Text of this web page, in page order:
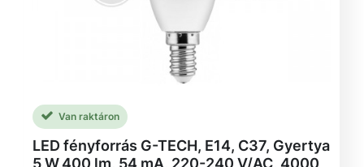
Van raktáron
LED fényforrás G-TECH, E14, C37, Gyertya
5 W,400 lm, 54 mA, 220-240 V/AC, 4000